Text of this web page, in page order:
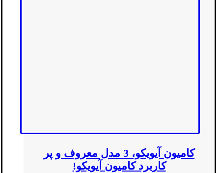
کامیون آیویکو، 3 مدل معروف و پر
کاربرد کامیون آیویکو!